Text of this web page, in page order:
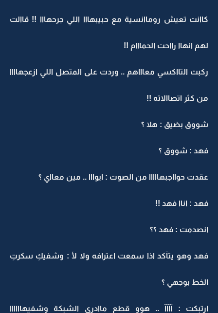
كاانت تعيش روماانسية مع حبيبهااا اللي جرحهااا !! قاالت
لهم انهاا رااحت الحمااام !!
ركبت التااكسي معاااهم .. وردت على المتصل اللي ازعجهاااا
من كثر اتصاالاته !!
شووق بضيق : هلا ؟
فهد : شووق ؟
عقدت حوااجبهااااا من الصوت : ايوااا .. مين معااي ؟
فهد : اناا فهد !!
انصدمت : فهد ؟؟
فهد وهو يتآكد اذا سمعت اعترافه ولا لأ : وشفيكِ سكرتِ
الخط بوجهي ؟
ارتبكت : آآآآ .. هوو قطع ماادري الشبكة وشفيهاااااا